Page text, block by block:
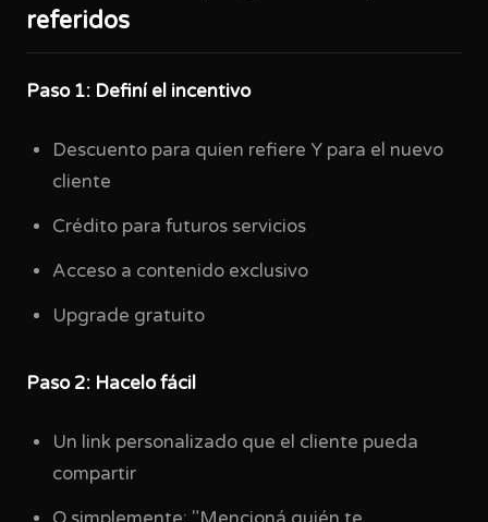
referidos
Paso 1: Definí el incentivo
Descuento para quien refiere Y para el nuevo
cliente
Crédito para futuros servicios
Acceso a contenido exclusivo
Upgrade gratuito
Paso 2: Hacelo fácil
Un link personalizado que el cliente pueda
compartir